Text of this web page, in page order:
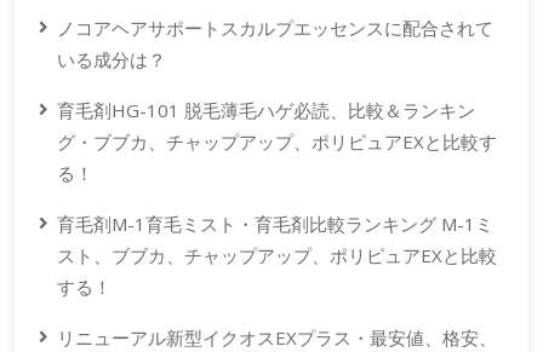
ノコアヘアサポートスカルプエッセンスに配合されて
いる成分は？
育毛剤HG-101 脱毛薄毛ハゲ必読、比較＆ランキン
グ・ブブカ、チャップアップ、ポリピュアEXと比較す
る！
育毛剤M-1育毛ミスト・育毛剤比較ランキング M-1ミ
スト、ブブカ、チャップアップ、ポリピュアEXと比較
する！
リニューアル新型イクオスEXプラス・最安値、格安、